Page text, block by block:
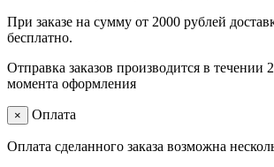
При заказе на сумму от 2000 рублей
бесплатно.
Отправка заказов производится в течении
момента оформления
× Оплата
Оплата сделанного заказа возможна